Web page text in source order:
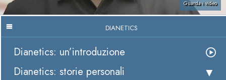
Guarda i video
DIANETICS
Dianetics: un’introduzione
Dianetics: storie personali